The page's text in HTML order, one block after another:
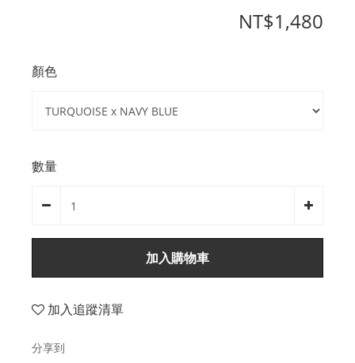
NT$1,480
顏色
數量
加入購物車
加入追蹤清單
分享到